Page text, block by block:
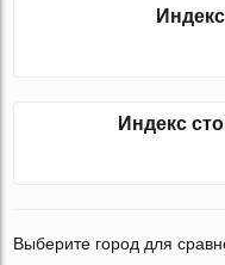
Индекс
Выберите город для